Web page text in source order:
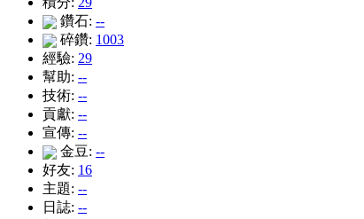
鑽石: --
碎鑽: 1003
經驗: 29
幫助: --
技術: --
貢獻: --
宣傳: --
金豆: --
好友: 16
主題: --
日誌: --